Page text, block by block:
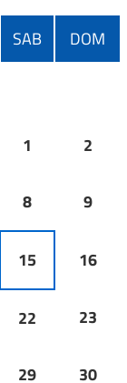
SAB DOM
1 2
8 9
15 16
22 23
29 30